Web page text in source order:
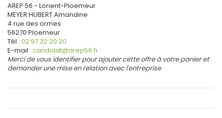
AREP 56 - Lorient-Ploemeur
MEYER HUBERTAmandine
4 rue des ormes
56270 Ploemeur
Tél : 02 97 32 20 20
E-mail : candidat@arep56.fr
Merci de vous identifier pour ajouter cette offre à votre panier et
demander une mise en relation avec l'entreprise